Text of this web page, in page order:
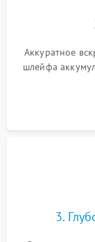
Аккуратное
шлейфа
3.